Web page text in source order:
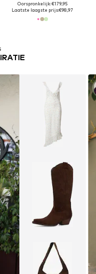
Oorspronkelijk: €179,95
Laatste laagste prijs:€98,97